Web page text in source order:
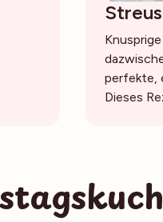
perfekte,
Dieses